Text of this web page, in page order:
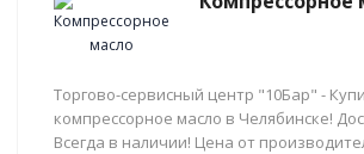
Торгово-сервисный центр "10Бар" -
компрессорное масло в Челябинске!
Всегда в наличии! Цена от